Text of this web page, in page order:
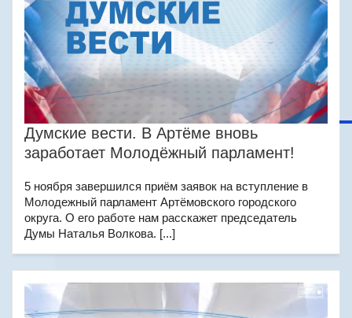
Думские вести. В Артёме вновь
заработает Молодёжный парламент!
5 ноября завершился приём заявок на вступление в
Молодежный парламент Артёмовского городского
округа. О его работе нам расскажет председатель
Думы Наталья Волкова. [...]